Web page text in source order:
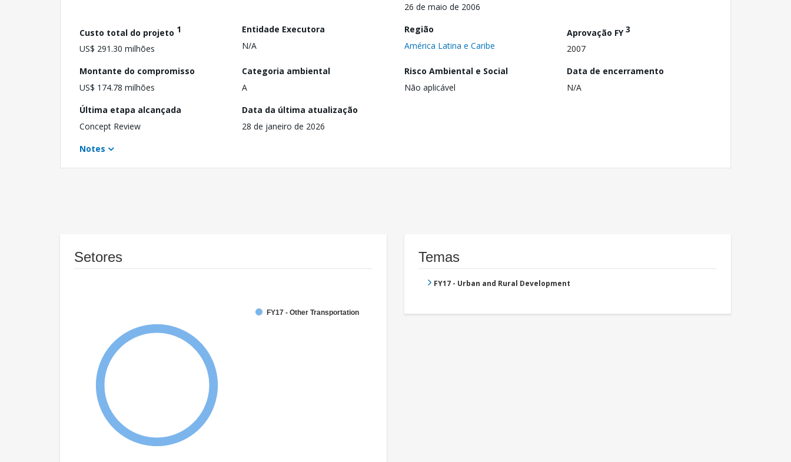
26 de maio de 2006
Custo total do projeto 1
US$ 291.30 milhões
Entidade Executora
N/A
Região
América Latina e Caribe
Aprovação FY3
2007
Montante do compromisso
US$ 174.78 milhões
Categoria ambiental
A
Risco Ambiental e Social
Não aplicável
Data de encerramento
N/A
Última etapa alcançada
Concept Review
Data da última atualização
28 de janeiro de 2026
Notes
Setores
FY17 - Other Transportation
Temas
FY17 - Urban and Rural Development